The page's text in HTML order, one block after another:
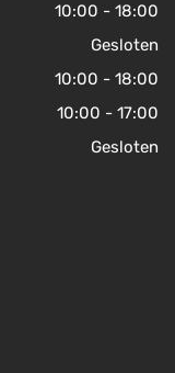
10:00 - 18:00
Gesloten
10:00 - 18:00
10:00 - 17:00
Gesloten